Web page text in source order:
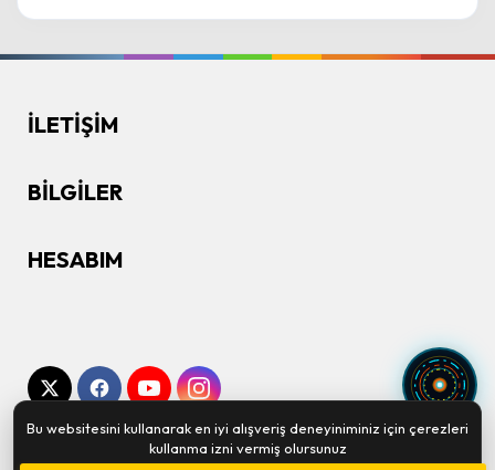
Bu websitesini kullanarak en iyi alışveriş deneyiniminiz için çerezleri
kullanma izni vermiş olursunuz
İLETIŞIM
BILGILER
HESABIM
Ortaklık Programı Hediye Çeki Markalar